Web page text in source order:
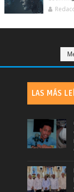
LAS MÁS